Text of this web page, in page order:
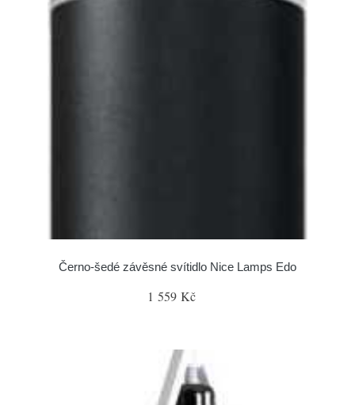
Černo-šedé závěsné svítidlo Nice Lamps Edo
1 559 Kč